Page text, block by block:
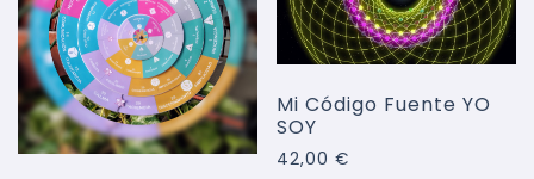
Mi Código Fuente YO
SOY
42,00€